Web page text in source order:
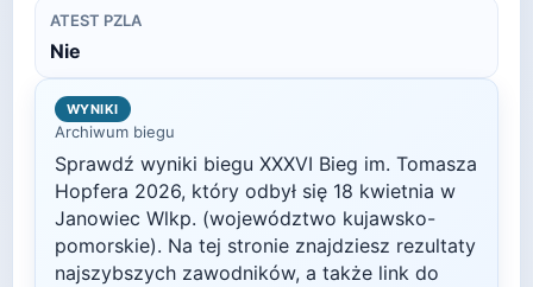
ATEST PZLA
Nie
WYNIKI
Archiwum biegu
Sprawdź wyniki biegu XXXVI Bieg im. Tomasza
Hopfera 2026, który odbył się 18 kwietnia w
Janowiec Wlkp. (województwo kujawsko-
pomorskie). Na tej stronie znajdziesz rezultaty
najszybszych zawodników, a także link do